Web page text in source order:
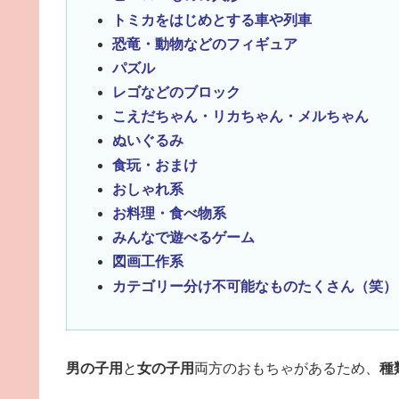
トミカをはじめとする車や列車
恐竜・動物などのフィギュア
パズル
レゴなどのブロック
こえだちゃん・リカちゃん・メルちゃん
ぬいぐるみ
食玩・おまけ
おしゃれ系
お料理・食べ物系
みんなで遊べるゲーム
図画工作系
カテゴリー分け不可能なものたくさん（笑）
男の子用 と女の子用 両方のおもちゃがあるため、 種